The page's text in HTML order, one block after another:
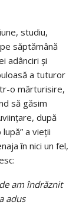
studiu,
săptămână
adânciri şi
a tuturor
o mărturisire,
să găsim
după
a vieţii
în nici un fel,
am îndrăznit
adus